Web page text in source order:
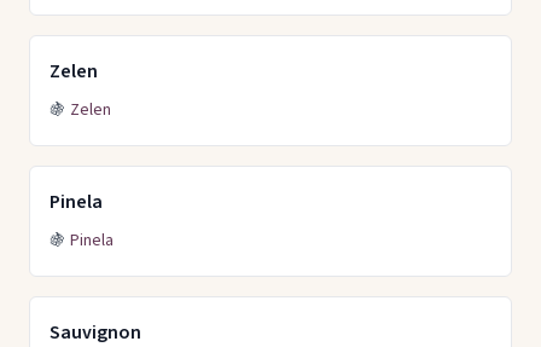
Zelen
🍇 Zelen
Pinela
🍇 Pinela
Sauvignon